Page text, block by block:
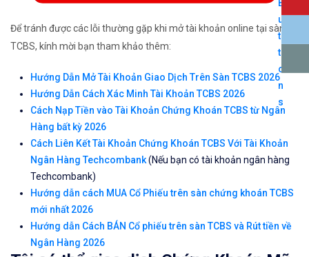
Để tránh được các lỗi thường gặp khi mở tài khoản online tại sàn
TCBS, kính mời bạn tham khảo thêm:
Hướng Dẫn Mở Tài Khoản Giao Dịch Trên Sàn TCBS 2026
Hướng Dẫn Cách Xác Minh Tài Khoản TCBS 2026
Cách Nạp Tiền vào Tài Khoản Chứng Khoán TCBS từ Ngân
Hàng bất kỳ 2026
Cách Liên Kết Tài Khoản Chứng Khoán TCBS Với Tài Khoản
Ngân Hàng Techcombank(Nếu bạn có tài khoản ngân hàng
Techcombank)
Hướng dẫn cách MUA Cổ Phiếu trên sàn chứng khoán TCBS
mới nhất 2026
Hướng dẫn Cách BÁN Cổ phiếu trên sàn TCBS và Rút tiền về
Ngân Hàng 2026